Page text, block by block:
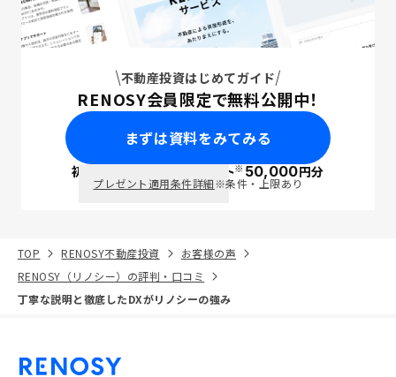
不動産投資はじめてガイド
RENOSY会員限定で無料公開中！
まずは資料をみてみる
初回面談で ポイント※50,000円分
プレゼント適用条件詳細※条件・上限あり
TOP RENOSY不動産投資
お客様の声
RENOSY（リノシー）の評判・口コミ
丁寧な説明と徹底したDXがリノシーの強み